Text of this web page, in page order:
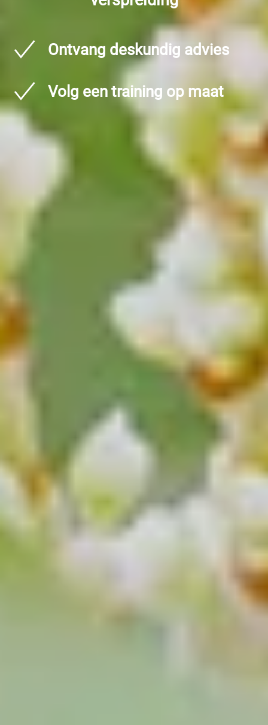
Ontvang deskundig advies
Volg een training op maat